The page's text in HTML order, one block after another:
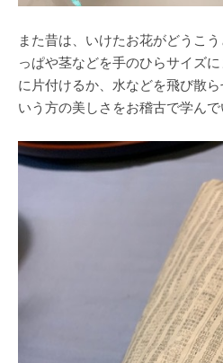
また昔は、いけたお花がどうこ
っぱや茎などを手のひらサイズ
に片付けるか、水などを飛び散
いう方の美しさをお稽古で学んで